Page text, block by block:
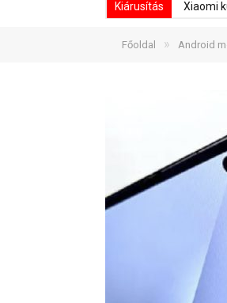
Kiárusítás Xiaomi
Főoldal » Android